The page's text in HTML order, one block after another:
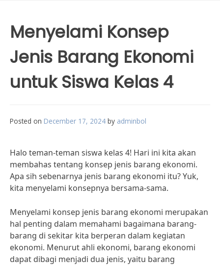
Menyelami Konsep
Jenis Barang Ekonomi
untuk Siswa Kelas 4
Posted on December 17, 2024 by adminbol
Halo teman-teman siswa kelas 4! Hari ini kita akan
membahas tentang konsep jenis barang ekonomi.
Apa sih sebenarnya jenis barang ekonomi itu? Yuk,
kita menyelami konsepnya bersama-sama.
Menyelami konsep jenis barang ekonomi merupakan
hal penting dalam memahami bagaimana barang-
barang di sekitar kita berperan dalam kegiatan
ekonomi. Menurut ahli ekonomi, barang ekonomi
dapat dibagi menjadi dua jenis, yaitu barang